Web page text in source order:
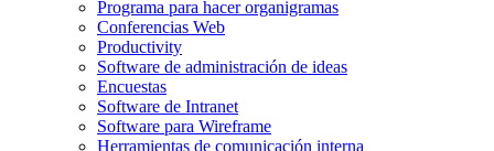
Programa para hacer organigramas
Conferencias Web
Productivity
Software de administración de ideas
Encuestas
Software de Intranet
Software para Wireframe
Herramientas de comunicación interna